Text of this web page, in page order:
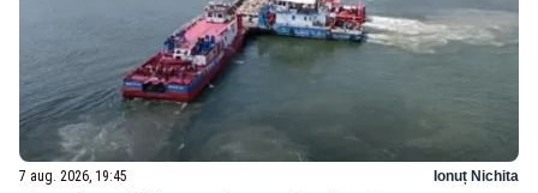
7 aug. 2026, 19:45 Ionuț Nichita